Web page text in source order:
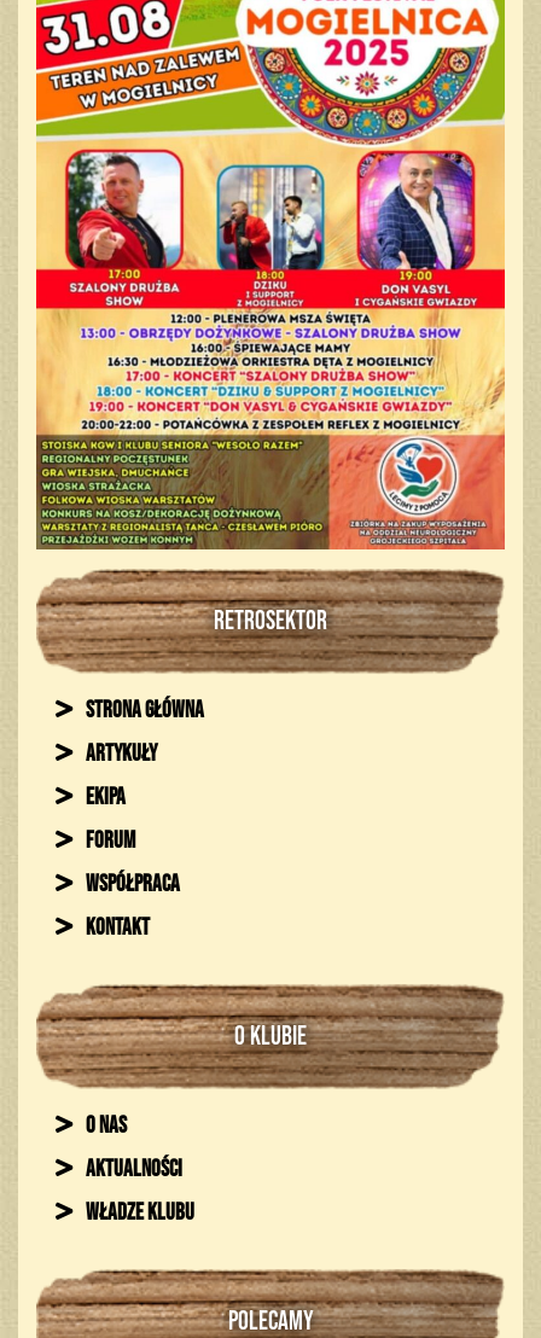
RETROSEKTOR
Strona główna
Artykuły
Ekipa
Forum
Współpraca
Kontakt
O KLUBIE
O nas
Aktualności
Władze klubu
POLECAMY